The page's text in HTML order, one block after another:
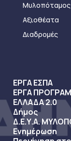
Μυλοπόταμος
Αξιοθέατα
Διαδρομές
ΕΡΓΑ ΕΣΠΑ
ΕΡΓΑ
ΕΛΛΑΔΑ 2.0
Δήμος
Δ.Ε.Υ.Α.
Ενημέρωση